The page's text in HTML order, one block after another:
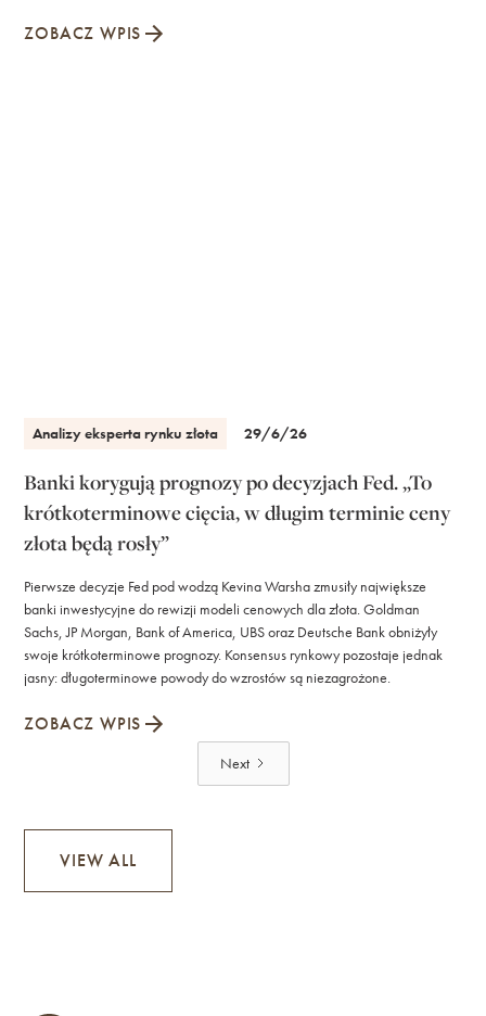
ZOBACZ WPIS
Analizy eksperta rynku złota 29/6/26
Banki korygują prognozy po decyzjach Fed. „To
krótkoterminowe cięcia, w długim terminie ceny
złota będą rosły”
Pierwsze decyzje Fed pod wodzą Kevina Warsha zmusiły największe
banki inwestycyjne do rewizji modeli cenowych dla złota. Goldman
Sachs, JP Morgan, Bank of America, UBS oraz Deutsche Bank obniżyły
swoje krótkoterminowe prognozy. Konsensus rynkowy pozostaje jednak
jasny: długoterminowe powody do wzrostów są niezagrożone.
ZOBACZ WPIS
Next
VIEW ALL